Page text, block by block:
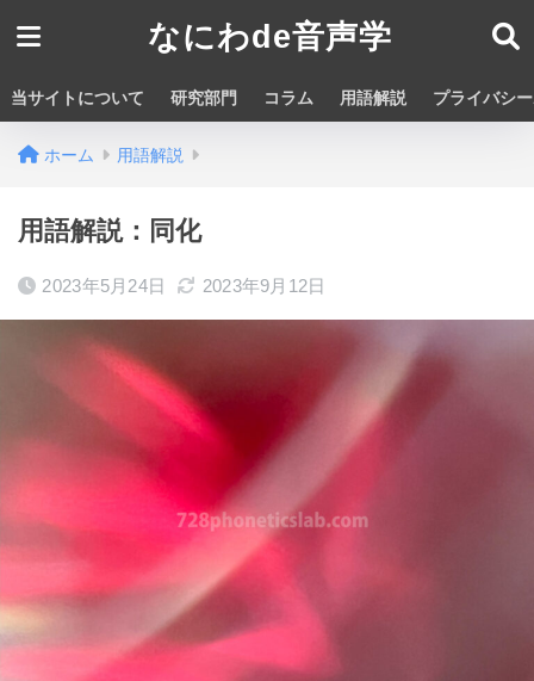
なにわde音声学
当サイトについて 研究部門 コラム 用語解説 プライバシ
ホーム 用語解説
用語解説：同化
2023年5月24日 2023年9月12日